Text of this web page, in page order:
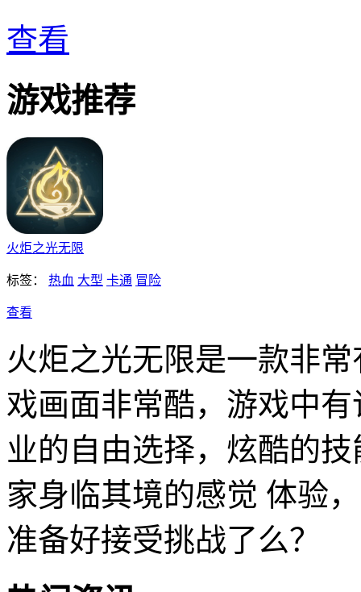
查看
游戏推荐
火炬之光无限
标签： 热血 大型 卡通 冒险
查看
火炬之光无限是一款非
戏画面非常酷，游戏中
业的自由选择，炫酷的
家身临其境的感觉 体验
准备好接受挑战了么？